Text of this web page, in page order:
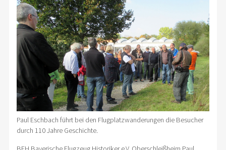
Paul Eschbach führt bei den Flugplatzwanderungen die Besucher
durch 110 Jahre Geschichte.